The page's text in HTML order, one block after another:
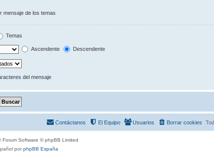
mensaje de los temas
Temas
Ascendente Descendente
del mensaje
Borrar cookies
Usuarios
El Equipo
Contáctanos
Forum Software © phpBB Limited
porphpBB España